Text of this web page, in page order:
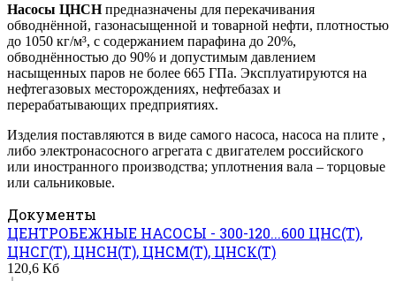
Насосы ЦНСНпредназначены для перекачивания
обводнённой, газонасыщенной и товарной нефти, плотностью
до 1050 кг/м³, с содержанием парафина до 20%,
обводнённостью до 90% и допустимым давлением
насыщенных паров не более 665 ГПа. Эксплуатируются на
нефтегазовых месторождениях, нефтебазах и
перерабатывающих предприятиях.
Изделия поставляются в виде самого насоса, насоса на плите ,
либо электронасосного агрегата с двигателем российского
или иностранного производства; уплотнения вала – торцовые
или сальниковые.
Документы
ЦЕНТРОБЕЖНЫЕ НАСОСЫ - 300-120...600 ЦНС(Т),
ЦНСГ(Т), ЦНСН(Т), ЦНСМ(Т), ЦНСК(Т)
120,6 Кб